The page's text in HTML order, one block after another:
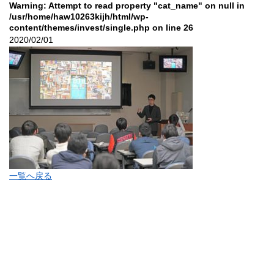
Warning: Attempt to read property "cat_name" on null in
/usr/home/haw10263kijh/html/wp-
content/themes/invest/single.php on line 26
2020/02/01
一覧へ戻る